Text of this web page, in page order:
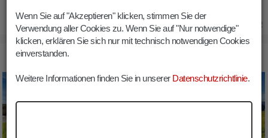
21.06.2022
BILDER GSTATSCH SCHWAIGE SEISER ALM WANDERN
Wenn Sie auf "Akzeptieren" klicken, stimmen Sie der
Verwendung aller Cookies zu. Wenn Sie auf "Nur notwendige"
klicken, erklären Sie sich nur mit technisch notwendigen Cookies
einverstanden.
Weitere Informationen finden Sie in unserer Datenschutzrichtlinie.